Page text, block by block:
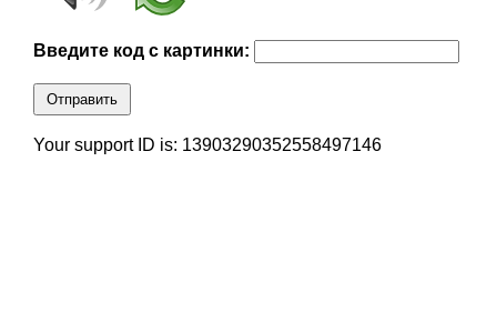
Введите код с картинки:
Отправить
Your support ID is: 13903290352558497146